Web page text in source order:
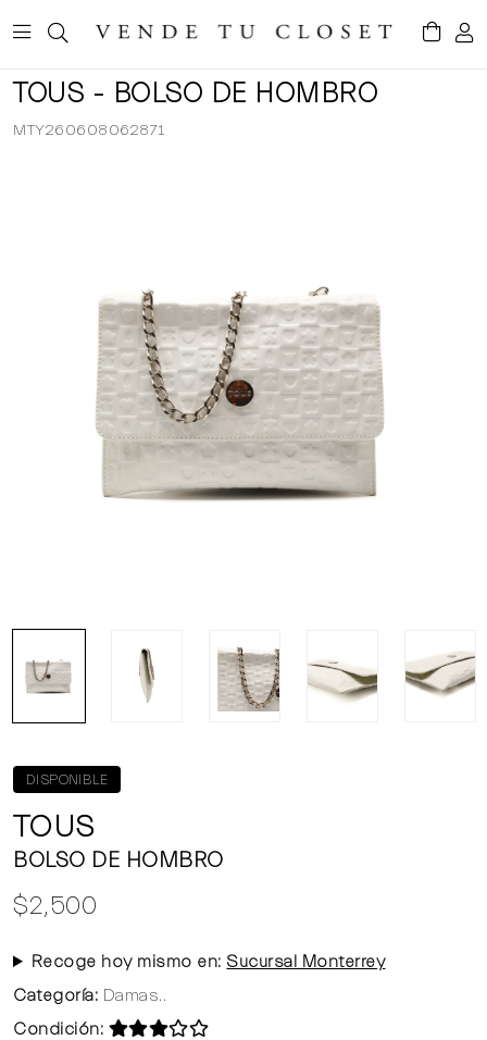
TOUS - BOLSO DE HOMBRO
MTY260608062871
DISPONIBLE
TOUS
BOLSO DE HOMBRO
$2,500
Recoge hoy mismo en: Sucursal Monterrey
Categoría: Damas..
Condición: